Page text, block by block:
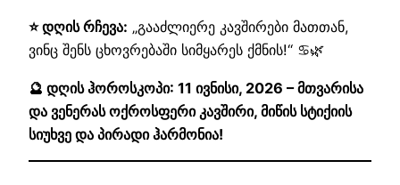
⭐ დღის რჩევა: „გააძლიერე კავშირები მათთან,
ვინც შენს ცხოვრებაში სიმყარეს ქმნის!“ ♋🌿
🔮 დღის ჰოროსკოპი: 11 ივნისი, 2026 – მთვარისა
და ვენერას ოქროსფერი კავშირი, მიწის სტიქიის
სიუხვე და პირადი ჰარმონია!